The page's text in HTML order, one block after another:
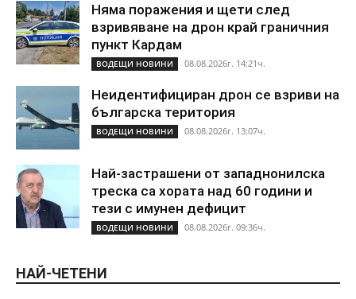
Няма поражения и щети след
взривяване на дрон край граничния
пункт Кардам
ВОДЕЩИ НОВИНИ 08.08.2026г. 14:21ч.
Неидентифициран дрон се взриви на
българска територия
ВОДЕЩИ НОВИНИ 08.08.2026г. 13:07ч.
Най-застрашени от западнонилска
треска са хората над 60 години и
тези с имунен дефицит
ВОДЕЩИ НОВИНИ 08.08.2026г. 09:36ч.
НАЙ-ЧЕТЕНИ